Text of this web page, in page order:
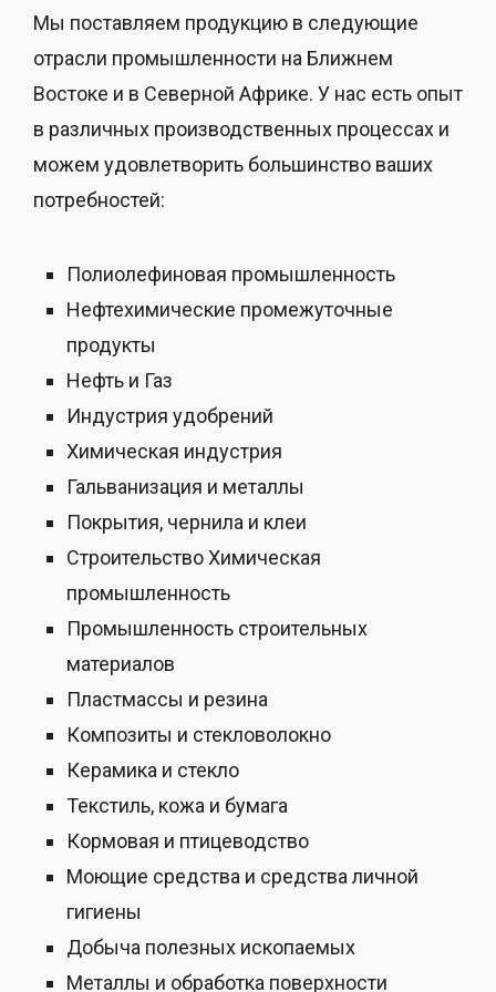
Мы поставляем продукцию в следующие
отрасли промышленности на Ближнем
Востоке и в Северной Африке. У нас есть опыт
в различных производственных процессах и
можем удовлетворить большинство ваших
потребностей:
Полиолефиновая промышленность
Нефтехимические промежуточные
продукты
Нефть и Газ
Индустрия удобрений
Химическая индустрия
Гальванизация и металлы
Покрытия, чернила и клеи
Строительство Химическая
промышленность
Промышленность строительных
материалов
Пластмассы и резина
Композиты и стекловолокно
Керамика и стекло
Текстиль, кожа и бумага
Кормовая и птицеводство
Моющие средства и средства личной
гигиены
Добыча полезных ископаемых
Металлы и обработка поверхности